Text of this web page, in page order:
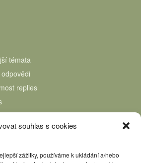
souhlas s cookies
zážitky, používáme k ukládání a/nebo
témata
replies